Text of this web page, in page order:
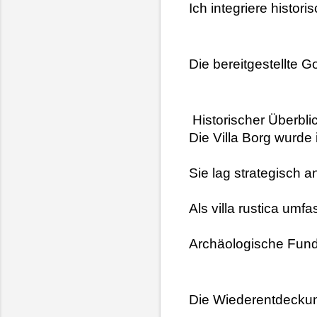
Ich integriere
Die bereitgestellte
Historischer
Die Villa Borg
Sie lag strategisch
Als villa rustica
Archäologische
Die